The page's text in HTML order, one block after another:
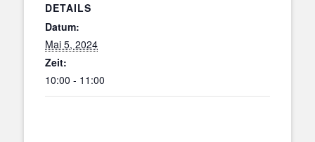
DETAILS
Datum:
Mai 5, 2024
Zeit:
10:00 - 11:00